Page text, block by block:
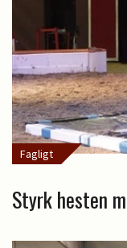
Fagligt
Styrk hesten